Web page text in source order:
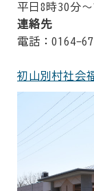
平日8時30分
連絡先
電話：0164-
初山別村社会